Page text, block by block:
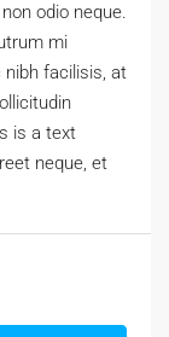
odio neque.
mi
nibh facilisis, at
is a text
neque, et